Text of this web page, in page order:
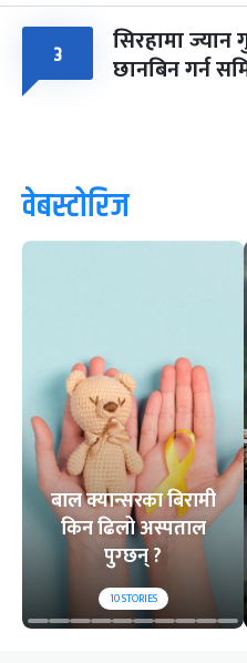
३ सिरहामा
छानबिन गर्न
वेबस्टोरिज
बाल क्यान्सरका बिरामी
किन ढिलो अस्पताल
पुग्छन् ?
10STORIES